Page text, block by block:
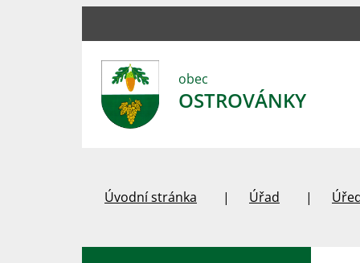
obec
OSTROVÁNKY
Úvodní stránka Úřad